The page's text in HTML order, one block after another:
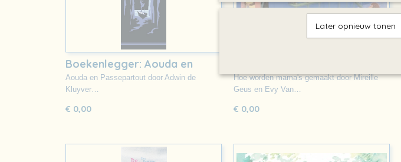
Boekenlegger: Aouda en
Passepartout
Aouda en Passepartout door Adwin de
Kluyver…
€ 0,00
gemaakt
Hoe worden mama's gemaakt door Mireille
Geus en Evy Van…
€ 0,00
Later opnieuw tonen